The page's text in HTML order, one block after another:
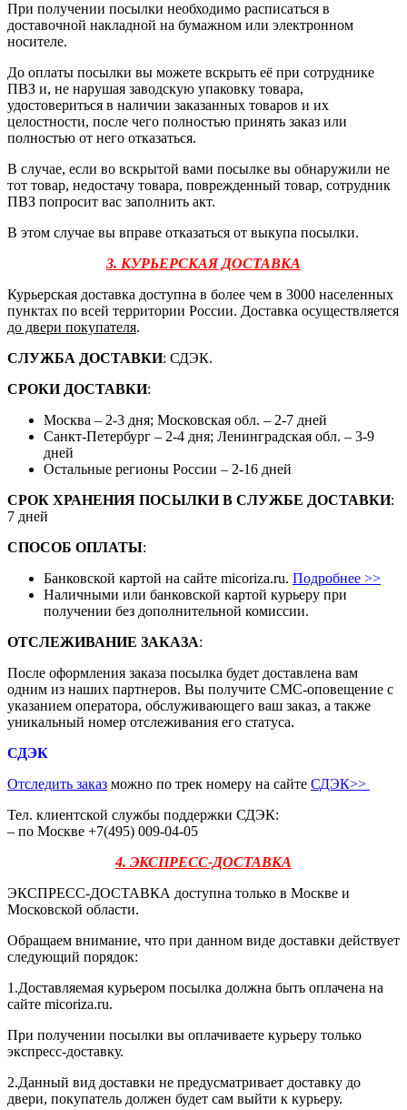
При получении посылки необходимо расписаться в
доставочной накладной на бумажном или электронном
носителе.
До оплаты посылки вы можете вскрыть её при сотруднике
ПВЗ и, не нарушая заводскую упаковку товара,
удостовериться в наличии заказанных товаров и их
целостности, после чего полностью принять заказ или
полностью от него отказаться.
В случае, если во вскрытой вами посылке вы обнаружили не
тот товар, недостачу товара, поврежденный товар, сотрудник
ПВЗ попросит вас заполнить акт.
В этом случае вы вправе отказаться от выкупа посылки.
3. КУРЬЕРСКАЯ ДОСТАВКА
Курьерская доставка доступна в более чем в 3000 населенных
пунктах по всей территории России. Доставка осуществляется
до двери покупателя.
СЛУЖБА ДОСТАВКИ: СДЭК.
СРОКИ ДОСТАВКИ:
Москва – 2-3 дня; Московская обл. – 2-7 дней
Санкт-Петербург – 2-4 дня; Ленинградская обл. – 3-9
дней
Остальные регионы России – 2-16 дней
СРОК ХРАНЕНИЯ ПОСЫЛКИ В СЛУЖБЕ ДОСТАВКИ:
7 дней
СПОСОБ ОПЛАТЫ:
Банковской картой на сайте micoriza.ru. Подробнее >>
Наличными или банковской картой курьеру при
получении без дополнительной комиссии.
ОТСЛЕЖИВАНИЕ ЗАКАЗА:
После оформления заказа посылка будет доставлена вам
одним из наших партнеров. Вы получите СМС-оповещение с
указанием оператора, обслуживающего ваш заказ, а также
уникальный номер отслеживания его статуса.
СДЭК
Отследить заказ можно по трек номеру на сайте СДЭК>>
Тел. клиентской службы поддержки СДЭК:
– по Москве +7(495) 009-04-05
4. ЭКСПРЕСС-ДОСТАВКА
ЭКСПРЕСС-ДОСТАВКА доступна только в Москве и
Московской области.
Обращаем внимание, что при данном виде доставки действует
следующий порядок:
1.Доставляемая курьером посылка должна быть оплачена на
сайте micoriza.ru.
При получении посылки вы оплачиваете курьеру только
экспресс-доставку.
2.Данный вид доставки не предусматривает доставку до
двери, покупатель должен будет сам выйти к курьеру.